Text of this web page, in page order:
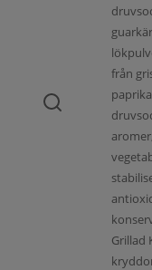
från
Grillad